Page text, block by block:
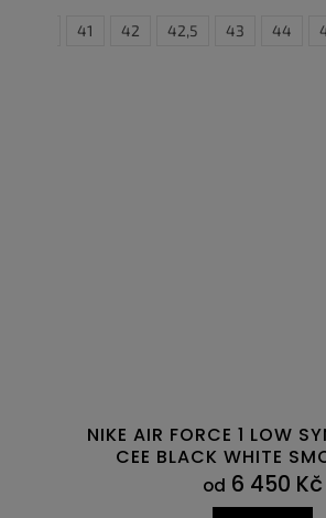
41 42 42,5 43 44 37
NIKE AIR FORCE 1 LOW
CEE BLACK WHITE
od 6 450 Kč